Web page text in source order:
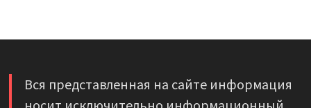
Вся представленная на сайте информация